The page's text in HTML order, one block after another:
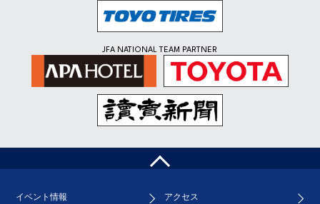
JFA NATIONAL TEAM PARTNER
ー
イベント情報 アクセス